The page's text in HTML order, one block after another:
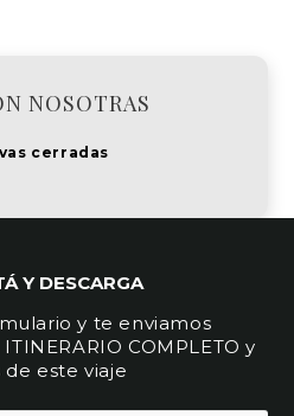
NOSOTRAS
cerradas
Y DESCARGA
y te enviamos
COMPLETO y
de este viaje